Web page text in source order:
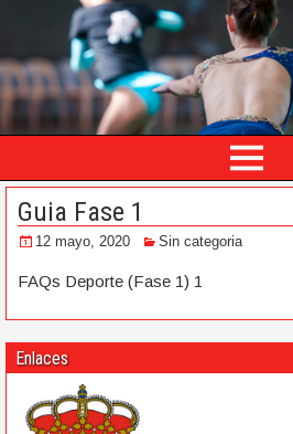
Guia Fase 1
12 mayo, 2020 Sin categoria
FAQs Deporte (Fase 1) 1
Enlaces